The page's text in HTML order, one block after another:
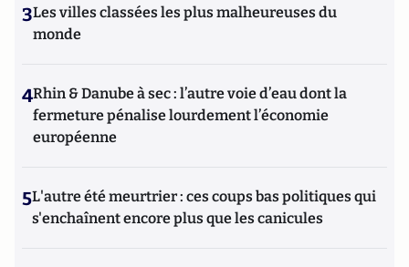
3Les villes classées les plus malheureuses du
monde
4Rhin & Danube à sec : l’autre voie d’eau dont la
fermeture pénalise lourdement l’économie
européenne
5L'autre été meurtrier : ces coups bas politiques qui
s'enchaînent encore plus que les canicules